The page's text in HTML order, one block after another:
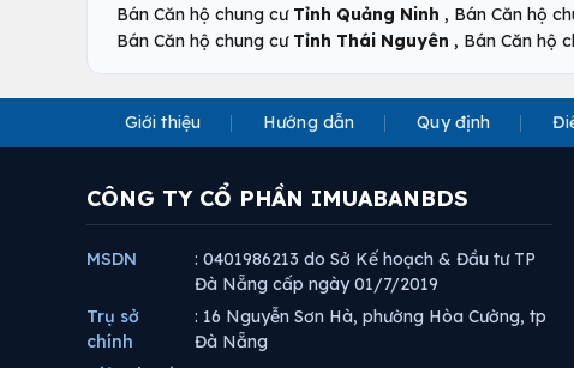
Bán Căn hộ chung cư Tỉnh Quảng Ninh , Bán Căn hộ
Bán Căn hộ chung cư Tỉnh Thái Nguyên , Bán Căn hộ
Giới thiệu Hướng dẫn Quy định
CÔNG TY CỔ PHẦN IMUABANBDS
MSDN
: 0401986213 do Sở Kế hoạch & Đầu tư TP
Đà Nẵng cấp ngày 01/7/2019
Trụ sở
chính
: 16 Nguyễn Sơn Hà, phường Hòa Cường, tp
Đà Nẵng